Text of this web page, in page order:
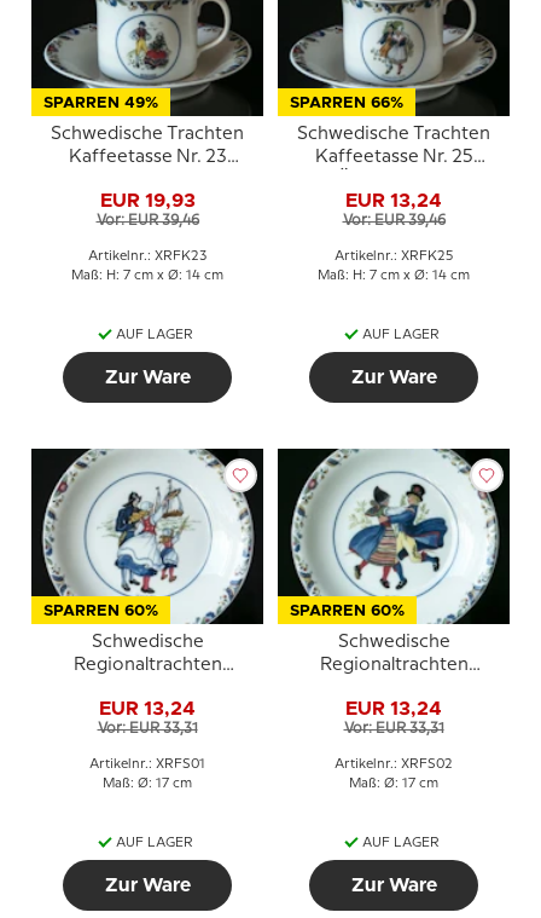
SPARREN 49%
Schwedische Trachten
Kaffeetasse Nr. 23
EUR 19,93
Vor: EUR 39,46
Artikelnr.: XRFK23
Maß: H: 7 cm x Ø: 14 cm
AUF LAGER
Zur Ware
SPARREN 66%
Schwedische Trachten
Kaffeetasse Nr. 25
EUR 13,24
Vor: EUR 39,46
Artikelnr.: XRFK25
Maß: H: 7 cm x Ø: 14 cm
AUF LAGER
Zur Ware
SPARREN 60%
Schwedische
Regionaltrachten
Bohuslän
EUR 13,24
Vor: EUR 33,31
Artikelnr.: XRFS01
Maß: Ø: 17 cm
AUF LAGER
Zur Ware
SPARREN 60%
Schwedische
Regionaltrachten
Dalarna
EUR 13,24
Vor: EUR 33,31
Artikelnr.: XRFS02
Maß: Ø: 17 cm
AUF LAGER
Zur Ware